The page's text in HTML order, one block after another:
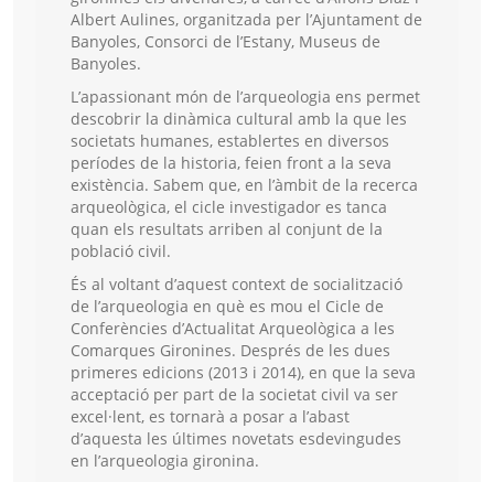
Albert Aulines, organitzada per l’Ajuntament de
Banyoles, Consorci de l’Estany, Museus de
Banyoles.
L’apassionant món de l’arqueologia ens permet
descobrir la dinàmica cultural amb la que les
societats humanes, establertes en diversos
períodes de la historia, feien front a la seva
existència. Sabem que, en l’àmbit de la recerca
arqueològica, el cicle investigador es tanca
quan els resultats arriben al conjunt de la
població civil.
És al voltant d’aquest context de socialització
de l’arqueologia en què es mou el Cicle de
Conferències d’Actualitat Arqueològica a les
Comarques Gironines. Després de les dues
primeres edicions (2013 i 2014), en que la seva
acceptació per part de la societat civil va ser
excel·lent, es tornarà a posar a l’abast
d’aquesta les últimes novetats esdevingudes
en l’arqueologia gironina.